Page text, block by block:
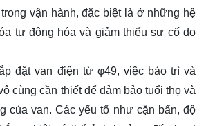
vận hành, đặc biệt là ở những hệ
tự động hóa và giảm thiểu sự cố do
đặt van điện từ φ49, việc bảo trì và
cùng cần thiết để đảm bảo tuổi thọ và
của van. Các yếu tố như cặn bẩn, độ